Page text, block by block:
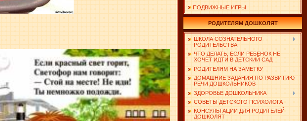
ПОДВИЖНЫЕ ИГРЫ
РОДИТЕЛЯМ ДОШКОЛЯТ
ШКОЛА СОЗНАТЕЛЬНОГО
РОДИТЕЛЬСТВА
ЧТО ДЕЛАТЬ, ЕСЛИ РЕБЕНОК НЕ
ХОЧЕТ ИДТИ В ДЕТСКИЙ САД
РОДИТЕЛЯМ НА ЗАМЕТКУ
ДОМАШНИЕ ЗАДАНИЯ ПО РАЗВИТИЮ
РЕЧИ ДОШКОЛЬНИКОВ
ЗДОРОВЬЕ ДОШКОЛЬНИКА
СОВЕТЫ ДЕТСКОГО ПСИХОЛОГА
КОНСУЛЬТАЦИИ ДЛЯ РОДИТЕЛЕЙ
ДОШКОЛЯТ